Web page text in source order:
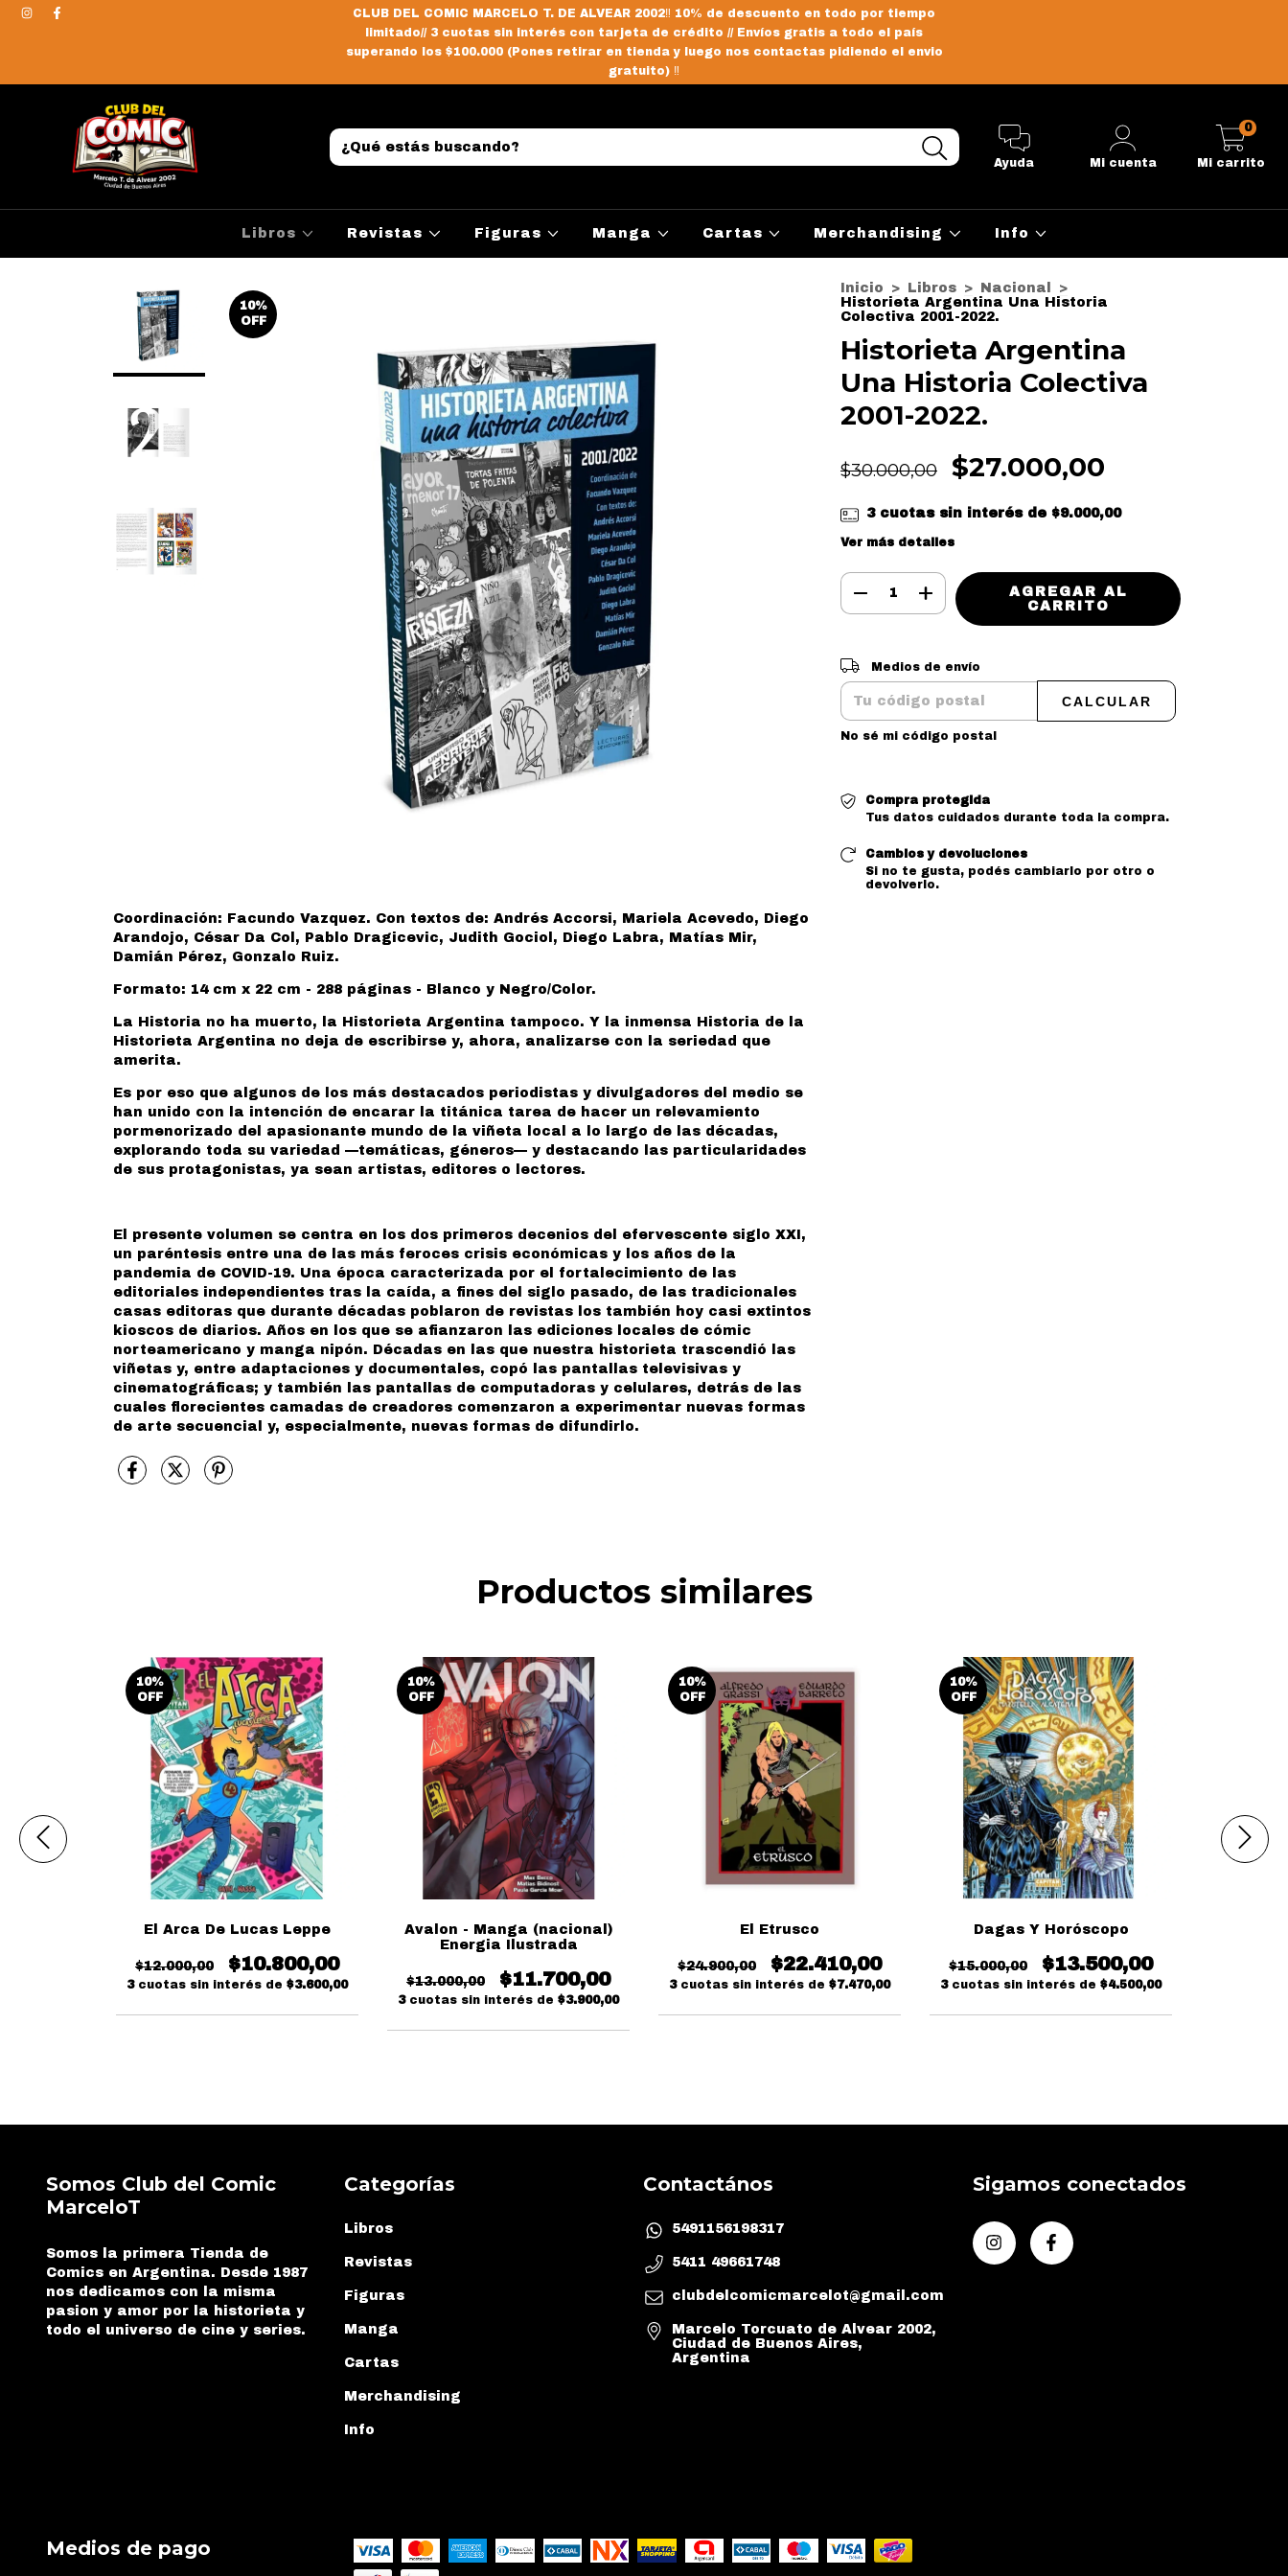
CLUB DEL COMIC MARCELO T. DE ALVEAR 2002‼️ 10% de descuento en todo por tiempo
limitado// 3 cuotas sin interés con tarjeta de crédito // Envíos gratis a todo el país
superando los $100.000 (Pones retirar en tienda y luego nos contactas pidiendo el envio
gratuito) ‼️
Ayuda Mi cuenta Mi carrito
0
Libros Revistas Figuras Manga Cartas Merchandising Info
10%
OFF
Coordinación: Facundo Vazquez. Con textos de: Andrés Accorsi, Mariela Acevedo, Diego
Arandojo, César Da Col, Pablo Dragicevic, Judith Gociol, Diego Labra, Matías Mir,
Damián Pérez, Gonzalo Ruiz.
Formato: 14 cm x 22 cm - 288 páginas - Blanco y Negro/Color.
La Historia no ha muerto, la Historieta Argentina tampoco. Y la inmensa Historia de la
Historieta Argentina no deja de escribirse y, ahora, analizarse con la seriedad que
amerita.
Es por eso que algunos de los más destacados periodistas y divulgadores del medio se
han unido con la intención de encarar la titánica tarea de hacer un relevamiento
pormenorizado del apasionante mundo de la viñeta local a lo largo de las décadas,
explorando toda su variedad —temáticas, géneros— y destacando las particularidades
de sus protagonistas, ya sean artistas, editores o lectores.
El presente volumen se centra en los dos primeros decenios del efervescente siglo XXI,
un paréntesis entre una de las más feroces crisis económicas y los años de la
pandemia de COVID-19. Una época caracterizada por el fortalecimiento de las
editoriales independientes tras la caída, a fines del siglo pasado, de las tradicionales
casas editoras que durante décadas poblaron de revistas los también hoy casi extintos
kioscos de diarios. Años en los que se afianzaron las ediciones locales de cómic
norteamericano y manga nipón. Décadas en las que nuestra historieta trascendió las
viñetas y, entre adaptaciones y documentales, copó las pantallas televisivas y
cinematográficas; y también las pantallas de computadoras y celulares, detrás de las
cuales florecientes camadas de creadores comenzaron a experimentar nuevas formas
de arte secuencial y, especialmente, nuevas formas de difundirlo.
Inicio > Libros > Nacional
>
Historieta Argentina Una Historia
Colectiva 2001-2022.
Historieta Argentina
Una Historia Colectiva
2001-2022.
$30.000,00 $27.000,00
3 cuotas sin interés de $9.000,00
Ver más detalles
Entregas para el CP:
Medios de envío
CALCULAR
No sé mi código postal
Compra protegida
Tus datos cuidados durante toda la compra.
Cambios y devoluciones
Si no te gusta, podés cambiarlo por otro o
devolverlo.
Productos similares
10%
OFF
El Arca De Lucas Leppe
$12.000,00 $10.800,00
3 cuotas sin interés de $3.600,00
10%
OFF
Avalon - Manga (nacional)
Energia Ilustrada
$13.000,00 $11.700,00
3 cuotas sin interés de $3.900,00
10%
OFF
El Etrusco
$24.900,00 $22.410,00
3 cuotas sin interés de $7.470,00
10%
OFF
Dagas Y Horóscopo
$15.000,00 $13.500,00
3 cuotas sin interés de $4.500,00
Somos Club del Comic
MarceloT
Somos la primera Tienda de
Comics en Argentina. Desde 1987
nos dedicamos con la misma
pasion y amor por la historieta y
todo el universo de cine y series.
Categorías
Libros
Revistas
Figuras
Manga
Cartas
Merchandising
Info
Contactános
5491156198317
5411 49661748
clubdelcomicmarcelot@gmail.com
Marcelo Torcuato de Alvear 2002,
Ciudad de Buenos Aires,
Argentina
Sigamos conectados
Medios de pago